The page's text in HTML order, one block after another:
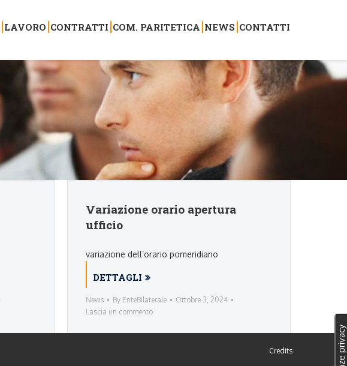
LAVORO CONTRATTI COM. PARITETICA NEWS CONTATTI
Variazione orario apertura
ufficio
variazione dell’orario pomeridiano
DETTAGLI
News By EnteBilaterale
Ottobre 3, 2024
Lascia un commento
Credits